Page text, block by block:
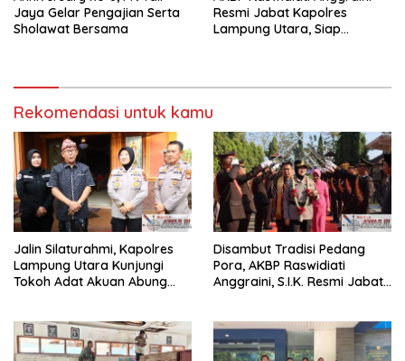
Jaya Gelar Pengajian Serta
Sholawat Bersama
Resmi Jabat Kapolres
Lampung Utara, Siap
Rekomendasi untuk kamu
Jalin Silaturahmi, Kapolres
Lampung Utara Kunjungi
Tokoh Adat Akuan Abung
Disambut Tradisi Pedang
Pora, AKBP Raswidiati
Anggraini, S.I.K. Resmi Jabat